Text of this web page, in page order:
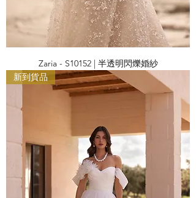
Zaria - S10152 | 半透明閃爍婚紗
新到貨品